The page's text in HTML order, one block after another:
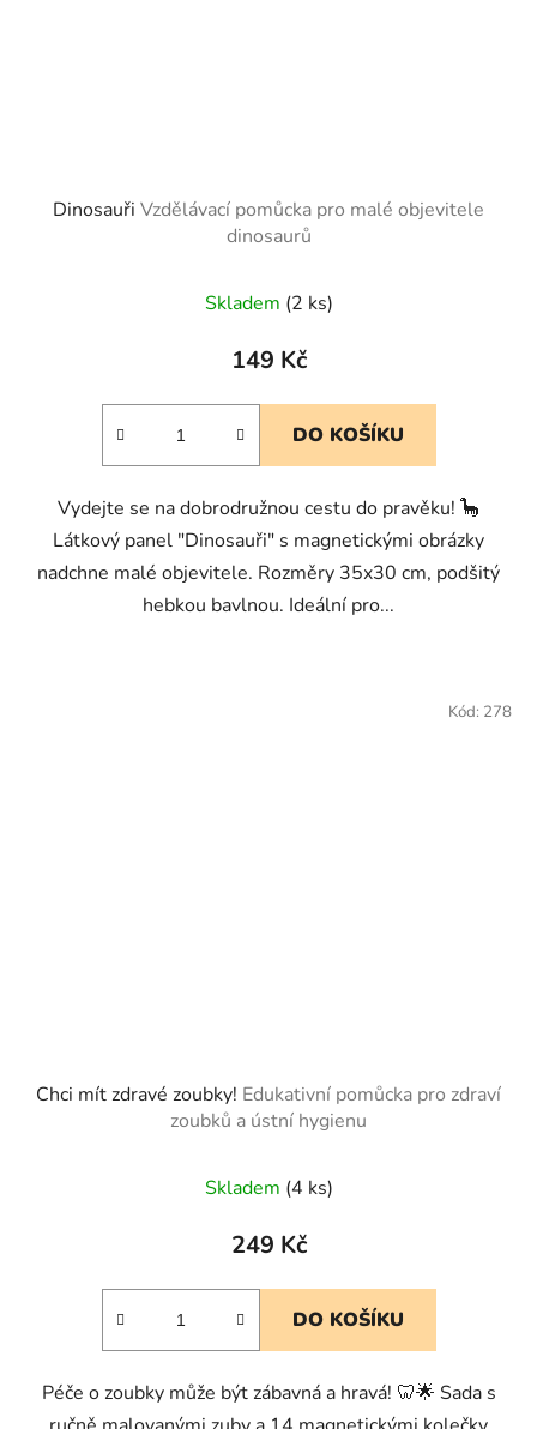
Dinosauři Vzdělávací pomůcka pro malé objevitele
dinosaurů
Skladem (2 ks)
149 Kč
DO KOŠÍKU
Vydejte se na dobrodružnou cestu do pravěku! 🦕
Látkový panel "Dinosauři" s magnetickými obrázky
nadchne malé objevitele. Rozměry 35x30 cm, podšitý
hebkou bavlnou. Ideální pro...
Chci mít zdravé zoubky! Edukativní pomůcka pro zdraví
zoubků a ústní hygienu
Skladem (4 ks)
249 Kč
DO KOŠÍKU
Péče o zoubky může být zábavná a hravá! 🦷🌟 Sada s
Kód: 278